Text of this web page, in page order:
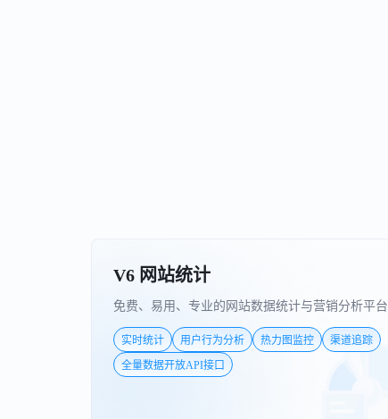
V6 网站统计
免费、易用、专业的网站数据统计与营销分析平台
实时统计 用户行为分析 热力图监控
渠道追踪
全量数据开放API接口